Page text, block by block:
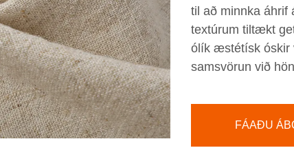
til að minnka áhrif
textúrum tiltækt
ólík æstétísk óskir
samsvörun við
FÁAÐU